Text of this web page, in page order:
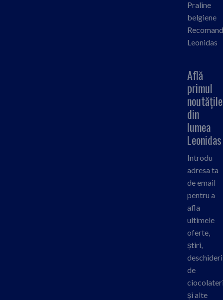
Praline
belgiene
Leonidas
Află
primul
noutățile
din
lumea
Leonidas
Introdu
adresa ta
de email
pentru a
afla
ultimele
oferte,
știri,
deschideri
de
și alte